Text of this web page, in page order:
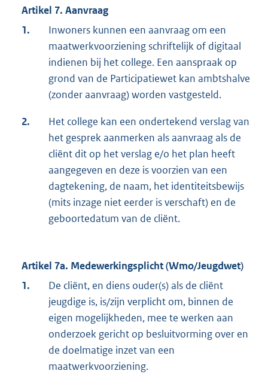
Artikel 7. Aanvraag
1.
Inwoners kunnen een aanvraag om een
maatwerkvoorziening schriftelijk of digitaal
indienen bij het college. Een aanspraak op
grond van de Participatiewet kan ambtshalve
(zonder aanvraag) worden vastgesteld.
2.
Het college kan een ondertekend verslag van
het gesprek aanmerken als aanvraag als de
cliënt dit op het verslag e/o het plan heeft
aangegeven en deze is voorzien van een
dagtekening, de naam, het identiteitsbewijs
(mits inzage niet eerder is verschaft) en de
geboortedatum van de cliënt.
Artikel 7a. Medewerkingsplicht (Wmo/Jeugdwet)
1.
De cliënt, en diens ouder(s) als de cliënt
jeugdige is, is/zijn verplicht om, binnen de
eigen mogelijkheden, mee te werken aan
onderzoek gericht op besluitvorming over en
de doelmatige inzet van een
maatwerkvoorziening.